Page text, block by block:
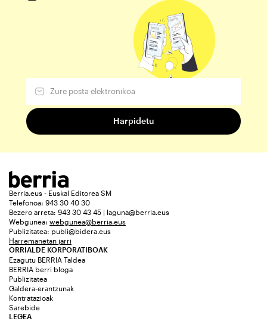
Berria.eus - Euskal Editorea SM
Telefonoa: 943 30 40 30
Bezero arreta: 943 30 43 45 | laguna@berria.eus
Webgunea: webgunea@berria.eus
Publizitatea: publi@bidera.eus
Harremanetan jarri
ORRIALDE KORPORATIBOAK
Ezagutu BERRIA Taldea
BERRIA berri bloga
Publizitatea
Galdera-erantzunak
Kontratazioak
Sarebide
LEGEA